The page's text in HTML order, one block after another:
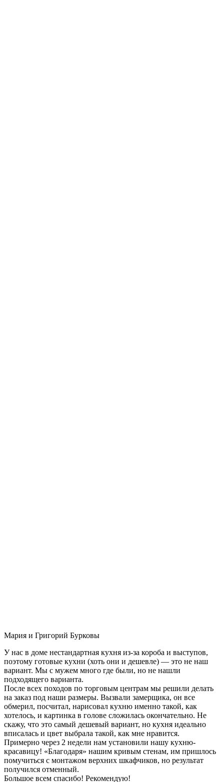
Мария и Григорий Бурковы
У нас в доме нестандартная кухня из-за короба и выступов,
поэтому готовые кухни (хоть они и дешевле) — это не наш
вариант. Мы с мужем много где были, но не нашли
подходящего варианта.
После всех походов по торговым центрам мы решили делать
на заказ под наши размеры. Вызвали замерщика, он все
обмерил, посчитал, нарисовал кухню именно такой, как
хотелось, и картинка в голове сложилась окончательно. Не
скажу, что это самый дешевый вариант, но кухня идеально
вписалась и цвет выбрала такой, как мне нравится.
Примерно через 2 недели нам установили нашу кухню-
красавицу! «Благодаря» нашим кривым стенам, им пришлось
помучиться с монтажом верхних шкафчиков, но результат
получился отменный.
Большое всем спасибо! Рекомендую!